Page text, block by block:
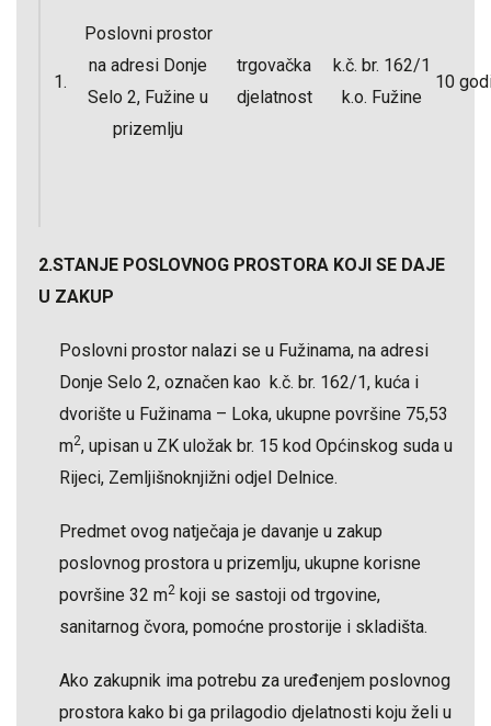
1.
Poslovni prostor
na adresi Donje
Selo 2, Fužine u
prizemlju
trgovačka
djelatnost
k.č. br. 162/1
k.o. Fužine
10
2.STANJE POSLOVNOG PROSTORA KOJI SE DAJE
U ZAKUP
Poslovni prostor nalazi se u Fužinama, na adresi
Donje Selo 2, označen kao k.č. br. 162/1, kuća i
dvorište u Fužinama – Loka, ukupne površine 75,53
m2, upisan u ZK uložak br. 15 kod Općinskog suda u
Rijeci, Zemljišnoknjižni odjel Delnice.
Predmet ovog natječaja je davanje u zakup
poslovnog prostora u prizemlju, ukupne korisne
površine 32 m2koji se sastoji od trgovine,
sanitarnog čvora, pomoćne prostorije i skladišta.
Ako zakupnik ima potrebu za uređenjem poslovnog
prostora kako bi ga prilagodio djelatnosti koju želi u